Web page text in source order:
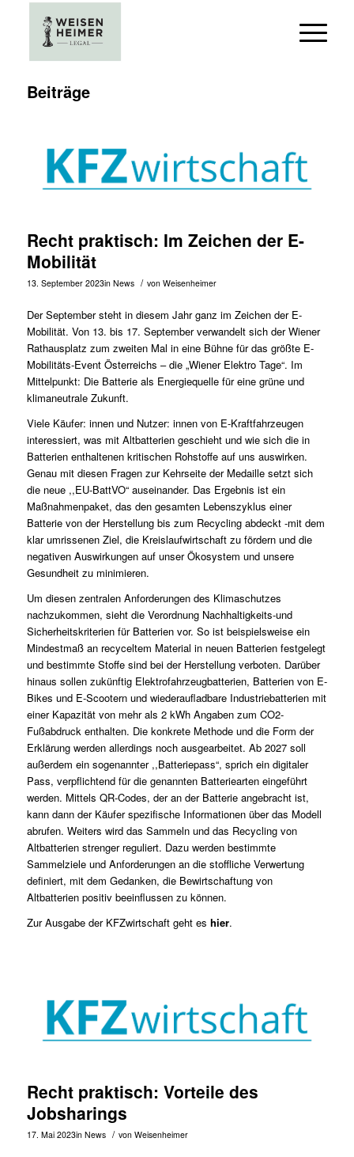
Beiträge
Recht praktisch: Im Zeichen der E-
Mobilität
13. September 2023in News / von Weisenheimer
Der September steht in diesem Jahr ganz im Zeichen der E-
Mobilität. Von 13. bis 17. September verwandelt sich der Wiener
Rathausplatz zum zweiten Mal in eine Bühne für das größte E-
Mobilitäts-Event Österreichs – die „Wiener Elektro Tage“. Im
Mittelpunkt: Die Batterie als Energiequelle für eine grüne und
klimaneutrale Zukunft.
Viele Käufer: innen und Nutzer: innen von E-Kraftfahrzeugen
interessiert, was mit Altbatterien geschieht und wie sich die in
Batterien enthaltenen kritischen Rohstoffe auf uns auswirken.
Genau mit diesen Fragen zur Kehrseite der Medaille setzt sich
die neue ,,EU-BattVO“ auseinander. Das Ergebnis ist ein
Maßnahmenpaket, das den gesamten Lebenszyklus einer
Batterie von der Herstellung bis zum Recycling abdeckt -mit dem
klar umrissenen Ziel, die Kreislaufwirtschaft zu fördern und die
negativen Auswirkungen auf unser Ökosystem und unsere
Gesundheit zu minimieren.
Um diesen zentralen Anforderungen des Klimaschutzes
nachzukommen, sieht die Verordnung Nachhaltigkeits-und
Sicherheitskriterien für Batterien vor. So ist beispielsweise ein
Mindestmaß an recyceltem Material in neuen Batterien festgelegt
und bestimmte Stoffe sind bei der Herstellung verboten. Darüber
hinaus sollen zukünftig Elektrofahrzeugbatterien, Batterien von E-
Bikes und E-Scootern und wiederaufladbare Industriebatterien mit
einer Kapazität von mehr als 2 kWh Angaben zum CO2-
Fußabdruck enthalten. Die konkrete Methode und die Form der
Erklärung werden allerdings noch ausgearbeitet. Ab 2027 soll
außerdem ein sogenannter ,,Batteriepass“, sprich ein digitaler
Pass, verpflichtend für die genannten Batteriearten eingeführt
werden. Mittels QR-Codes, der an der Batterie angebracht ist,
kann dann der Käufer spezifische Informationen über das Modell
abrufen. Weiters wird das Sammeln und das Recycling von
Altbatterien strenger reguliert. Dazu werden bestimmte
Sammelziele und Anforderungen an die stoffliche Verwertung
definiert, mit dem Gedanken, die Bewirtschaftung von
Altbatterien positiv beeinflussen zu können.
Zur Ausgabe der KFZwirtschaft geht es hier.
Recht praktisch: Vorteile des
Jobsharings
17. Mai 2023in News / von Weisenheimer